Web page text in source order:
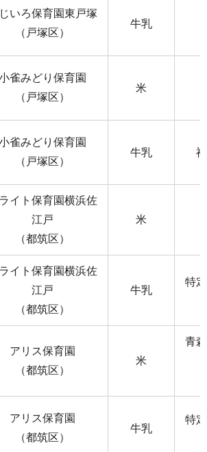
いろ保育園東戸塚
（戸塚区）
牛乳
雀みどり保育園
（戸塚区）
米
雀みどり保育園
（戸塚区）
牛乳
イト保育園横浜佐
江戸
（都筑区）
米
イト保育園横浜佐
江戸
（都筑区）
牛乳
特
アリス保育園
（都筑区）
米
青
アリス保育園
（都筑区）
牛乳
特